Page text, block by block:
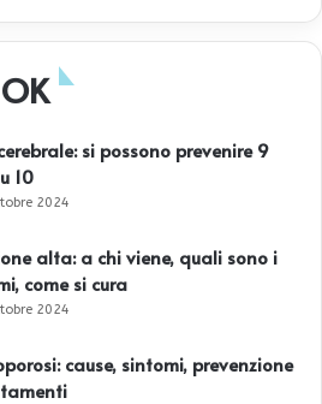
si possono prevenire 9
10
2024
alta: a chi viene, quali sono i
come si cura
2024
cause, sintomi, prevenzione